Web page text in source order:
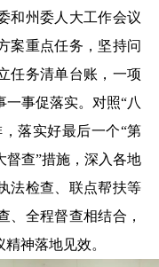
和州委人大工作会议
案重点任务，坚持问
任务清单台账，一项
事促落实。对照“八
落实好最后一个“第
督查”措施，深入各地
法检查、联点帮扶等
、全程督查相结合，
神落地见效。